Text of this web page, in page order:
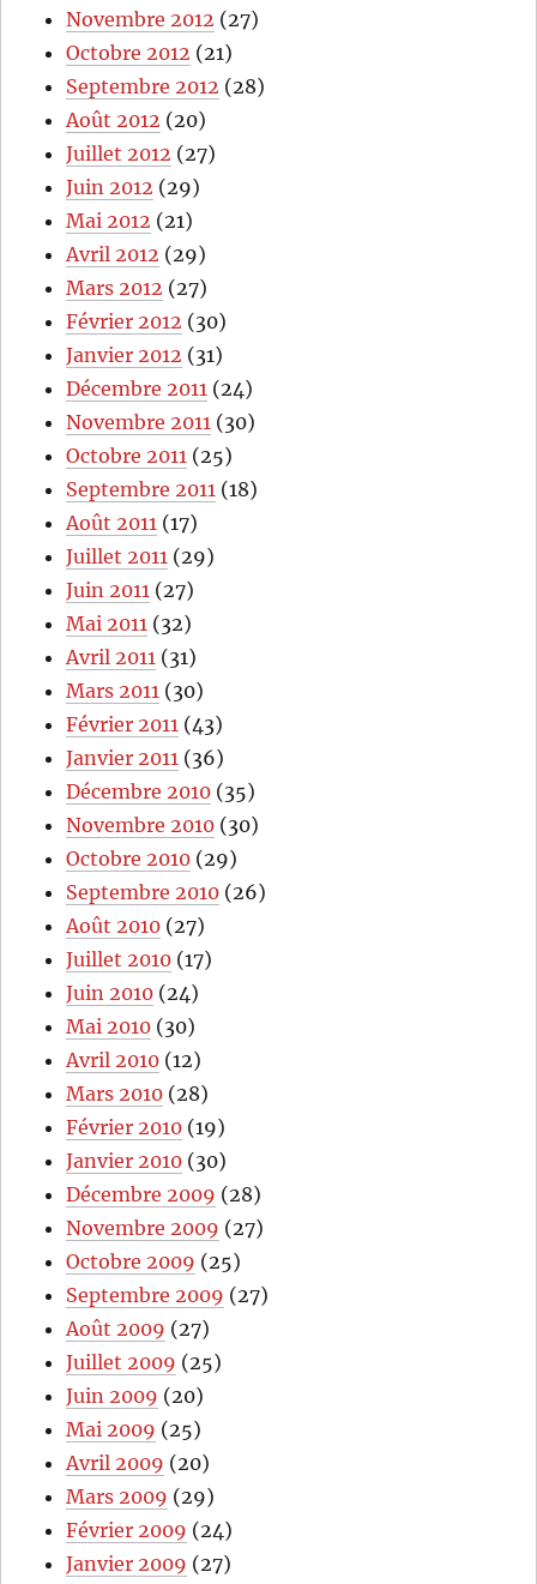
Novembre 2012 (27)
Octobre 2012 (21)
Septembre 2012 (28)
Août 2012 (20)
Juillet 2012 (27)
Juin 2012 (29)
Mai 2012 (21)
Avril 2012 (29)
Mars 2012 (27)
Février 2012 (30)
Janvier 2012 (31)
Décembre 2011 (24)
Novembre 2011 (30)
Octobre 2011 (25)
Septembre 2011 (18)
Août 2011 (17)
Juillet 2011 (29)
Juin 2011 (27)
Mai 2011 (32)
Avril 2011 (31)
Mars 2011 (30)
Février 2011 (43)
Janvier 2011 (36)
Décembre 2010 (35)
Novembre 2010 (30)
Octobre 2010 (29)
Septembre 2010 (26)
Août 2010 (27)
Juillet 2010 (17)
Juin 2010 (24)
Mai 2010 (30)
Avril 2010 (12)
Mars 2010 (28)
Février 2010 (19)
Janvier 2010 (30)
Décembre 2009 (28)
Novembre 2009 (27)
Octobre 2009 (25)
Septembre 2009 (27)
Août 2009 (27)
Juillet 2009 (25)
Juin 2009 (20)
Mai 2009 (25)
Avril 2009 (20)
Mars 2009 (29)
Février 2009 (24)
Janvier 2009 (27)